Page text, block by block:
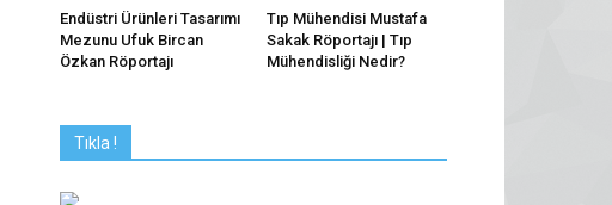
Endüstri Ürünleri Tasarımı
Mezunu Ufuk Bircan
Özkan Röportajı
Tıp Mühendisi Mustafa
Sakak Röportajı | Tıp
Mühendisliği Nedir?
Tıkla !